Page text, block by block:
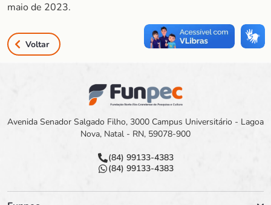
maio de 2023.
Voltar
Avenida Senador Salgado Filho, 3000 Campus Universitário - Lagoa
Nova, Natal - RN, 59078-900
(84) 99133-4383
(84) 99133-4383